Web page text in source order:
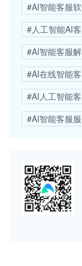
#AI智能客服
#人工智能AI
#AI智能客服
#AI在线智能
#AI人工智能
#AI智能客服